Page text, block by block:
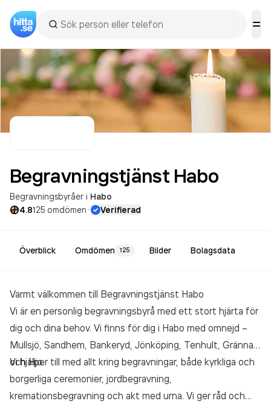
Begravningstjänst Habo
Begravningsbyråer i Habo
4.8125 omdömen· Verifierad
Överblick Omdömen 125 Bilder Bolagsdata
Varmt välkommen till Begravningstjänst Habo
Vi är en personlig begravningsbyrå med ett stort hjärta för
dig och dina behov. Vi finns för dig i Habo med omnejd –
Mullsjö, Sandhem, Bankeryd, Jönköping, Tenhult, Gränna
och Hjo.
Vi hjälper till med allt kring begravningar, både kyrkliga och
borgerliga ceremonier, jordbegravning,
kremationsbegravning och akt med urna. Vi ger råd och